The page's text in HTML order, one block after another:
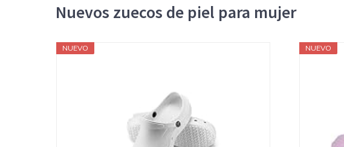
Nuevos zuecos de piel para mujer
NUEVO NUEVO